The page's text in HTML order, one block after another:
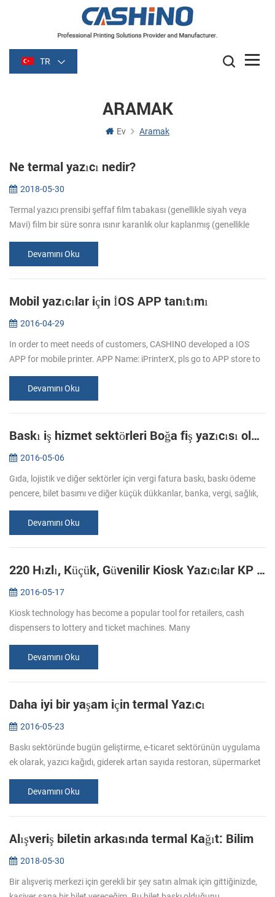
TR
ARAMAK
Ev Aramak
Ne termal yazıcı nedir?
2018-05-30
Termal yazıcı prensibi şeffaf film tabakası (genellikle siyah veya
Mavi) film bir süre sonra ısınır karanlık olur kaplanmış (genellikle
Devamını Oku
Mobil yazıcılar için İOS APP tanıtımı
2016-04-29
In order to meet needs of customers, CASHINO developed a IOS
APP for mobile printer. APP Name: iPrinterX, pls go to APP store to
store. 2.Click ...
Devamını Oku
Baskı iş hizmet sektörleri Boğa fiş yazıcısı olan talep arttı
2016-05-06
Gıda, lojistik ve diğer sektörler için vergi fatura baskı, baskı ödeme
pencere, bilet basımı ve diğer küçük dükkanlar, banka, vergi, sağlık,
Devamını Oku
220 Hızlı, Küçük, Güvenilir Kiosk Yazıcılar KP YENİ Başlat:
2016-05-17
Kiosk technology has become a popular tool for retailers, cash
dispensers to lottery and ticket machines. Many
make their customers’ e...
Devamını Oku
Daha iyi bir yaşam için termal Yazıcı
2016-05-23
Baskı sektöründe bugün geliştirme, e-ticaret sektörünün uygulama
ek olarak, yazıcı kağıdı, giderek artan sayıda restoran, süpermarket
Devamını Oku
Alışveriş biletin arkasında termal Kağıt: Bilim
2018-05-30
Bir alışveriş merkezi için gerekli bir şey satın almak için gittiğinizde,